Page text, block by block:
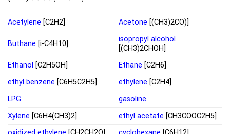
Acetylene [C2H2] Acetone [(CH3)2CO)]
Buthane [i-C4H10]
isopropyl alcohol
[(CH3)2CHOH]
Ethanol [C2H5OH] Ethane [C2H6]
ethyl benzene [C6H5C2H5] ethylene [C2H4]
LPG
gasoline
Xylene [C6H4(CH3)2] ethyl acetate [CH3COOC2H5]